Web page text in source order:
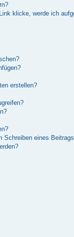
klicke, werde ich
erstellen?
Schreiben eines